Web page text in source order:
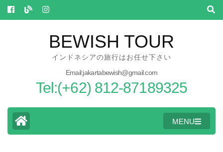
Skip
to
BEWISH TOUR
インドネシアの旅行はお任せ下さい
Email:jakartabewish@gmail.com
Tel:(+62) 812-87189325
MENU